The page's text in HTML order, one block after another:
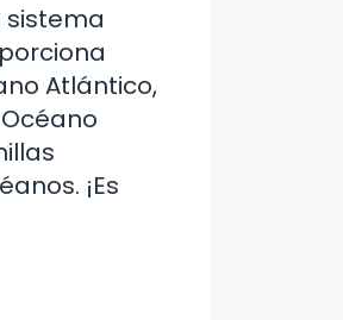
sistema
Atlántico,
¡Es